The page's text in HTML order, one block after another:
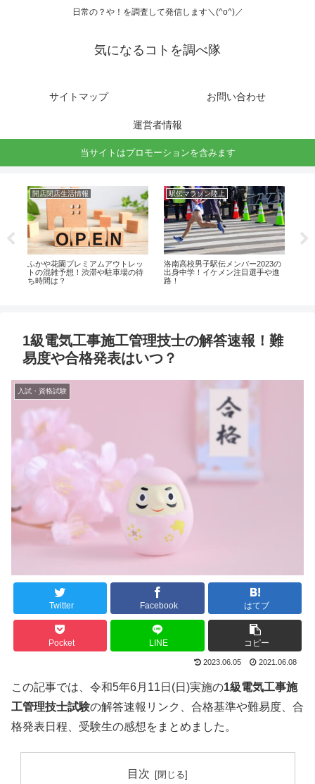
日常の？や！を調査して発信します＼(^o^)／
気になるコトを調べ隊
サイトマップ お問い合わせ
運営者情報
当サイトはプロモーションを含みます
開店閉店生活情報
ふかや花園プレミアムアウトレッ
トの混雑予想！渋滞や駐車場の待
ち時間は？
駅伝マラソン陸上
洛南高校男子駅伝メンバー2023の
出身中学！イケメン注目選手や進
路！
1級電気工事施工管理技士の解答速報！難
易度や合格発表はいつ？
入試・資格試験
Twitter Facebook はてブ
Pocket LINE コピー
2023.06.05 2021.06.08
この記事では、令和5年6月11日(日)実施の1級電気工事施
工管理技士試験の解答速報リンク、合格基準や難易度、合
格発表日程、受験生の感想をまとめました。
目次